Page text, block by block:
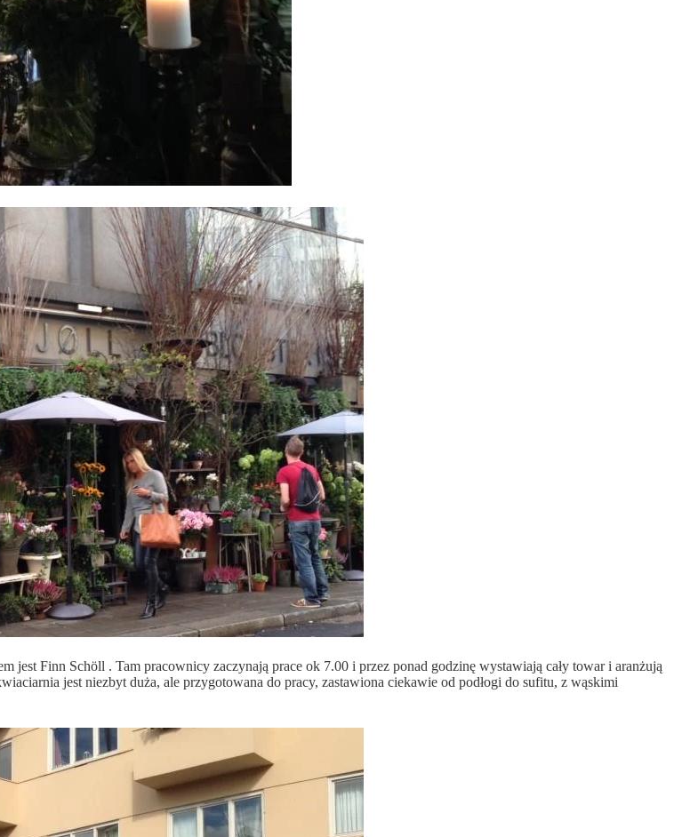
jest Finn Schöll . Tam pracownicy zaczynają prace ok 7.00 i przez ponad godzinę wystawiają cały towar i aranżują
jest niezbyt duża, ale przygotowana do pracy, zastawiona ciekawie od podłogi do sufitu, z wąskimi